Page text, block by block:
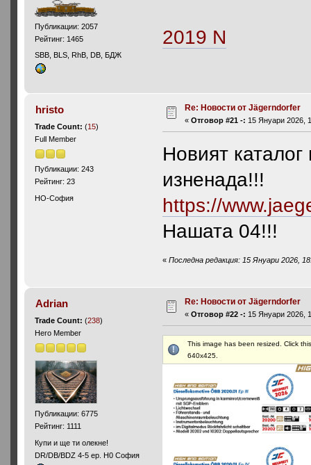
Публикации: 2057
Рейтинг: 1465
SBB, BLS, RhB, DB, БДЖ
2019 N
hristo
Trade Count:(15)
Full Member
Публикации: 243
Рейтинг: 23
HO-София
Re: Новости от Jägerndorfer
«Отговор #21 -: 15 Януари 2026,
Новият
изненада!!!
https://
Нашата 04!!!
«Последна редакция: 15 Януари 2026,
Adrian
Trade Count:(238)
Hero Member
Публикации: 6775
Рейтинг: 1111
Купи и ще ти олекне!
DR/DB/BDZ 4-5 ep. H0 София
Re: Новости от Jägerndorfer
«Отговор #22 -: 15 Януари 2026,
This image has been resized. Click
640x425.